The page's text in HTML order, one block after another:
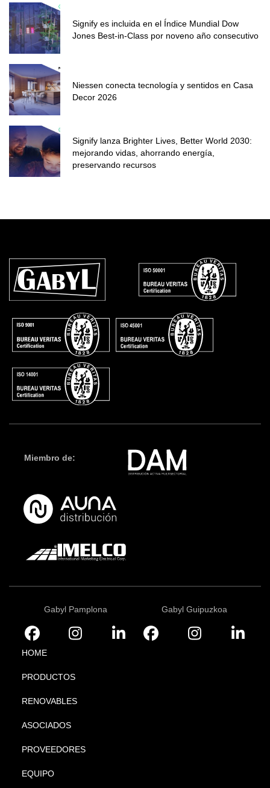
Signify es incluida en el Índice Mundial Dow
Jones Best-in-Class por noveno año consecutivo
Niessen conecta tecnología y sentidos en Casa
Decor 2026
Signify lanza Brighter Lives, Better World 2030:
mejorando vidas, ahorrando energía,
preservando recursos
Miembro de:
Gabyl Pamplona Gabyl Guipuzkoa
HOME
PRODUCTOS
RENOVABLES
ASOCIADOS
PROVEEDORES
EQUIPO